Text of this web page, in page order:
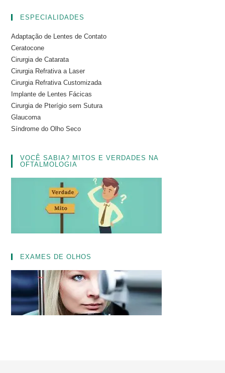
ESPECIALIDADES
Adaptação de Lentes de Contato
Ceratocone
Cirurgia de Catarata
Cirurgia Refrativa a Laser
Cirurgia Refrativa Customizada
Implante de Lentes Fácicas
Cirurgia de Pterígio sem Sutura
Glaucoma
Síndrome do Olho Seco
VOCÊ SABIA? MITOS E VERDADES NA
OFTALMOLOGIA
EXAMES DE OLHOS